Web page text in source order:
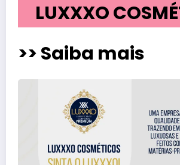
LUXXXO
>> Saiba mais